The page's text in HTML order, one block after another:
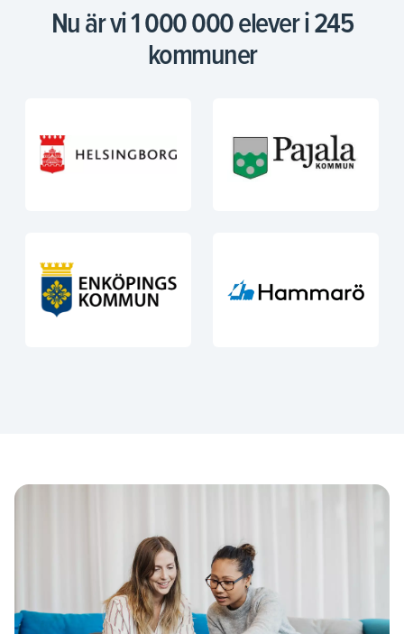
Nu är vi 1 000 000 elever i 245
kommuner